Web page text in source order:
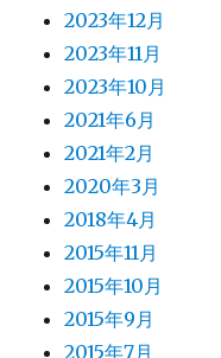
2023年12月
2023年11月
2023年10月
2021年6月
2021年2月
2020年3月
2018年4月
2015年11月
2015年10月
2015年9月
2015年7月